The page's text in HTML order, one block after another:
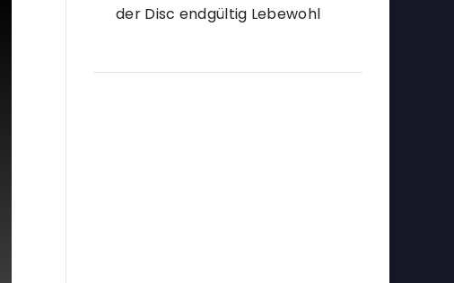
der Disc endgültig Lebewohl